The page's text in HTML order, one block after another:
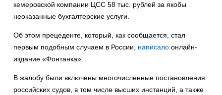
кемеровской компании ЦСС 58 тыс. рублей за якобы
неоказанные бухгалтерские услуги.
Об этом прецеденте, который, как сообщается, стал
первым подобным случаем в России, написало онлайн-
издание «Фонтанка».
В жалобу были включены многочисленные постановления
российских судов, в том числе высших инстанций, а также